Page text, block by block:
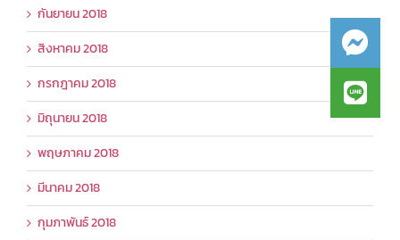
กันยายน 2018
สิงหาคม 2018
กรกฎาคม 2018
มิถุนายน 2018
พฤษภาคม 2018
มีนาคม 2018
กุมภาพันธ์ 2018